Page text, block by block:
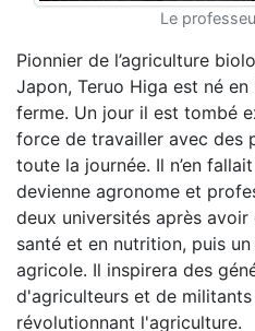
Le
Pionnier de l’agriculture
Japon, Teruo Higa est né
ferme. Un jour il est tombé
force de travailler avec des
toute la journée. Il n’en
devienne agronome et
deux universités après
santé et en nutrition, puis
agricole. Il inspirera des
d'agriculteurs et de
révolutionnant l'agriculture.